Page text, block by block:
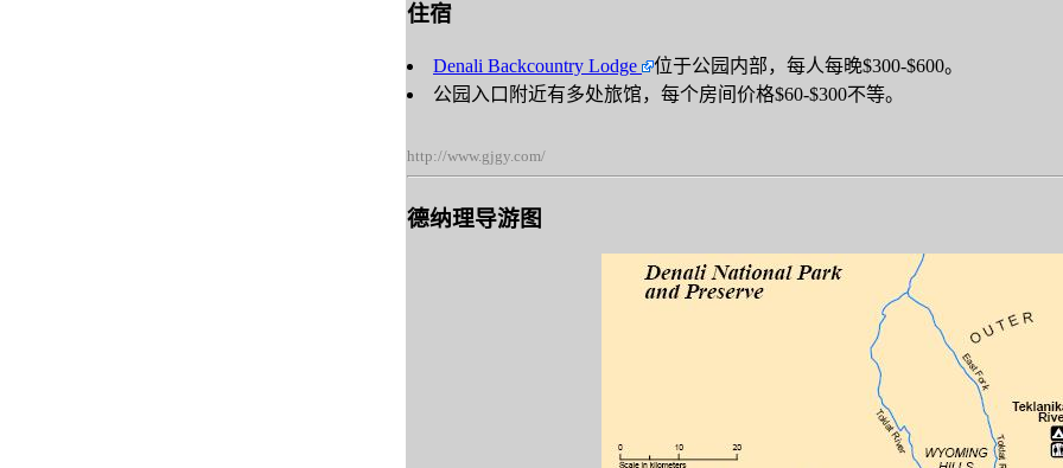
住宿
Denali Backcountry Lodge
位于公园内部，每人每晚$300-$600。
公园入口附近有多处旅馆，每个房间价格$60-$300不等。
http://www.gjgy.com/
德纳理导游图